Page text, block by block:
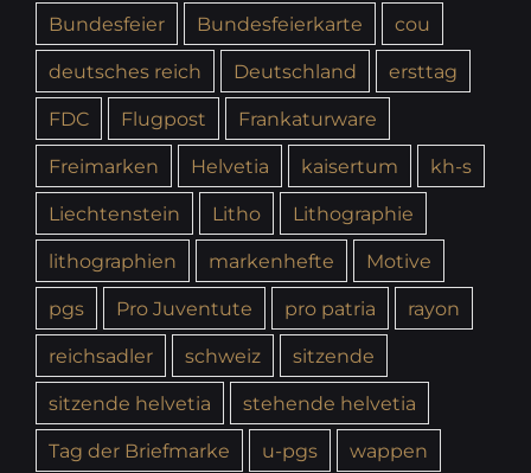
Bundesfeier
Bundesfeierkarte
cou
deutsches reich
Deutschland
ersttag
FDC
Flugpost
Frankaturware
Freimarken
Helvetia kaisertum
kh-s
Liechtenstein
Litho
Lithographie
lithographien
markenhefte
Motive
pgs
Pro Juventute pro patria
rayon
reichsadler
schweiz
sitzende
sitzende helvetia
stehende helvetia
Tag der Briefmarke
u-pgs wappen